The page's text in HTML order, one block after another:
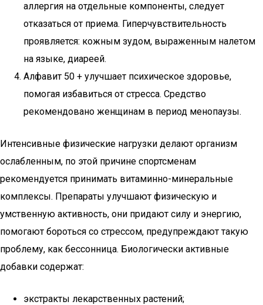
аллергия на отдельные компоненты, следует
отказаться от приема. Гиперчувствительность
проявляется: кожным зудом, выраженным налетом
на языке, диареей.
Алфавит 50 + улучшает психическое здоровье,
помогая избавиться от стресса. Средство
рекомендовано женщинам в период менопаузы.
Интенсивные физические нагрузки делают организм
ослабленным, по этой причине спортсменам
рекомендуется принимать витаминно-минеральные
комплексы. Препараты улучшают физическую и
умственную активность, они придают силу и энергию,
помогают бороться со стрессом, предупреждают такую
проблему, как бессонница. Биологически активные
добавки содержат:
экстракты лекарственных растений;